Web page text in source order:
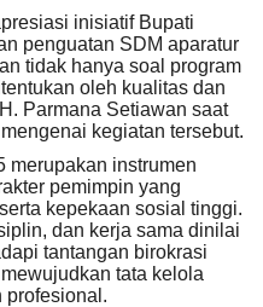
inisiatif Bupati
penguatan SDM aparatur
tidak hanya soal program
oleh kualitas dan
Parmana Setiawan saat
kegiatan tersebut.
merupakan instrumen
pemimpin yang
kepekaan sosial tinggi.
dan kerja sama dinilai
tantangan birokrasi
tata kelola
profesional.